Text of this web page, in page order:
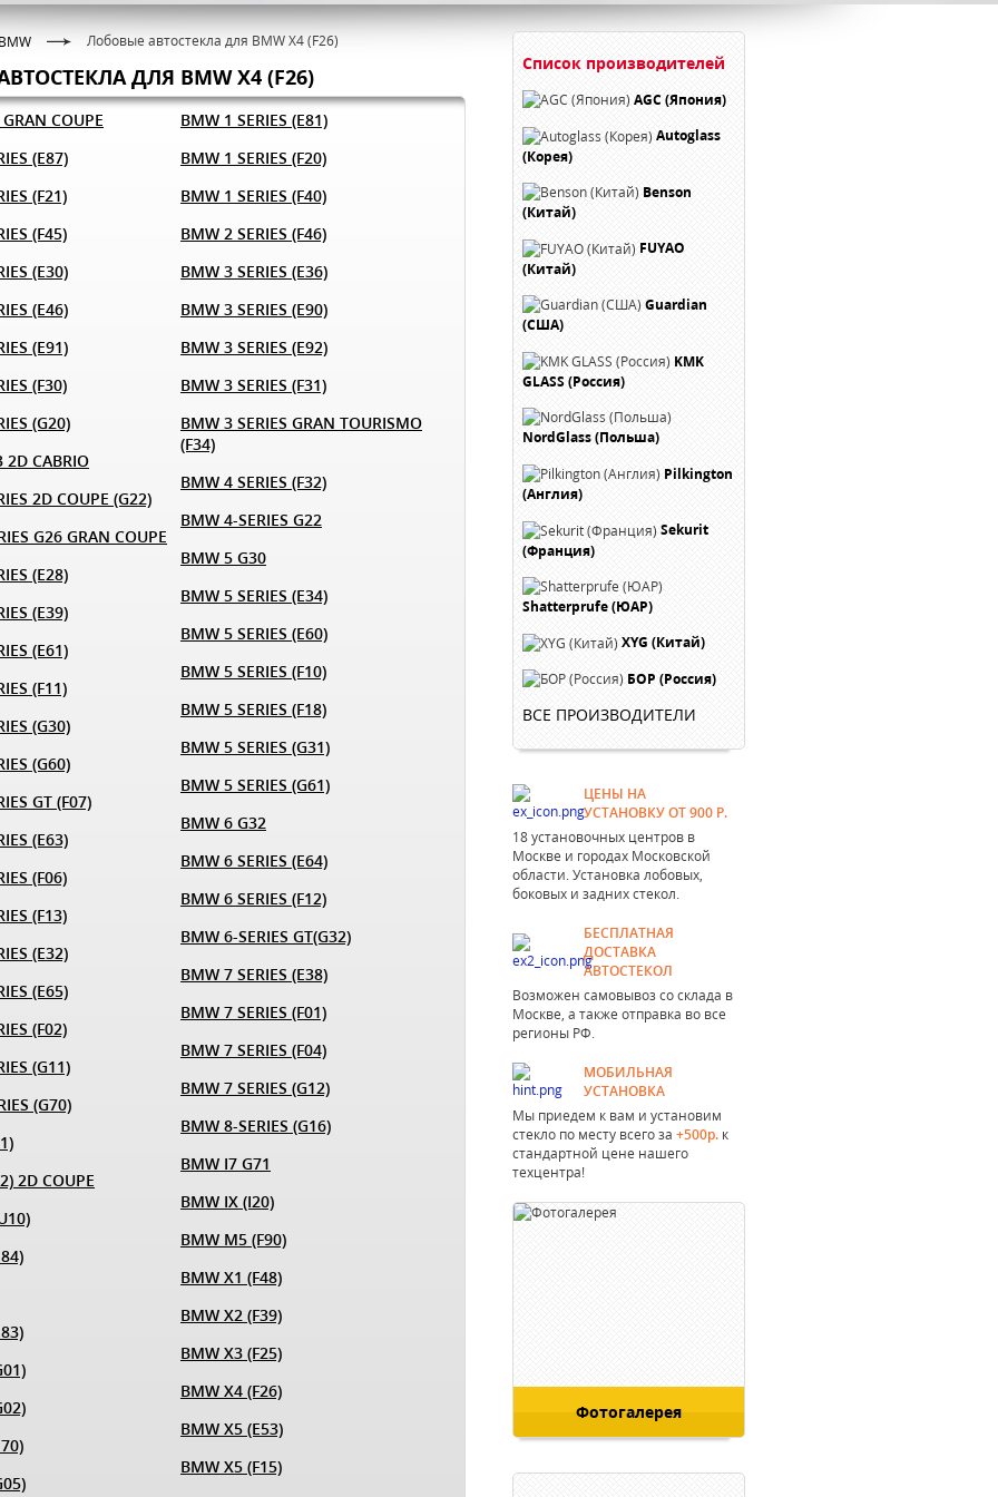
Лобовые автостекла для BMW X4 (F26)
ДЛЯ BMW X4 (F26)
COUPE
BMW 1 SERIES (E81)
(E87)
BMW 1 SERIES (F20)
(F21)
BMW 1 SERIES (F40)
(F45)
BMW 2 SERIES (F46)
(E30)
BMW 3 SERIES (E36)
(E46)
BMW 3 SERIES (E90)
(E91)
BMW 3 SERIES (E92)
(F30)
BMW 3 SERIES (F31)
(G20)
BMW 3 SERIES GRAN TOURISMO
(F34)
2D CABRIO
BMW 4 SERIES (F32)
2D COUPE (G22)
BMW 4-SERIES G22
G26 GRAN COUPE
BMW 5 G30
(E28)
BMW 5 SERIES (E34)
(E39)
BMW 5 SERIES (E60)
(E61)
BMW 5 SERIES (F10)
(F11)
BMW 5 SERIES (F18)
(G30)
BMW 5 SERIES (G31)
(G60)
BMW 5 SERIES (G61)
GT (F07)
BMW 6 G32
(E63)
BMW 6 SERIES (E64)
(F06)
BMW 6 SERIES (F12)
(F13)
BMW 6-SERIES GT(G32)
(E32)
BMW 7 SERIES (E38)
(E65)
BMW 7 SERIES (F01)
(F02)
BMW 7 SERIES (F04)
(G11)
BMW 7 SERIES (G12)
(G70)
BMW 8-SERIES (G16)
BMW I7 G71
2D COUPE
BMW IX (I20)
BMW M5 (F90)
BMW X1 (F48)
BMW X2 (F39)
BMW X3 (F25)
BMW X4 (F26)
BMW X5 (E53)
BMW X5 (F15)
Список производителей
AGC (Япония)
Autoglass
(Корея)
Benson
(Китай)
FUYAO
(Китай)
Guardian
(США)
KMK
GLASS (Россия)
NordGlass (Польша)
Pilkington
(Англия)
Sekurit
(Франция)
Shatterprufe (ЮАР)
XYG (Китай)
БОР (Россия)
ВСЕ ПРОИЗВОДИТЕЛИ
ЦЕНЫ НА
УСТАНОВКУ ОТ 900 Р.
18 установочных центров в
Москве и городах Московской
области. Установка лобовых,
боковых и задних стекол.
БЕСПЛАТНАЯ
ДОСТАВКА
АВТОСТЕКОЛ
Возможен самовывоз со склада в
Москве, а также отправка во все
регионы РФ.
МОБИЛЬНАЯ
УСТАНОВКА
Мы приедем к вам и установим
стекло по месту всего за +500р. к
стандартной цене нашего
техцентра!
Фотогалерея